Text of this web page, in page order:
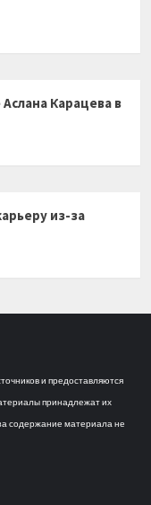
Карацева в
из-за
и предоставляются
принадлежат их
содержание материала не